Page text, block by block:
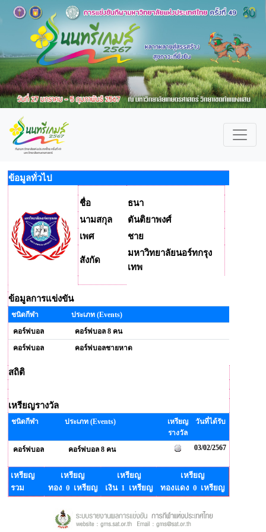
ข้อมูลทั่วไป
ชื่อ
ธนา
นามสกุล
ตันติยาพงศ์
เพศ
ชาย
สังกัด
มหาวิทยาลัยนอร์ทกรุง
เทพ
ข้อมูลการแข่งขัน
ชนิดกีฬา
ประเภท (Events)
คอร์ฟบอล
คอร์ฟบอล 8 คน
คอร์ฟบอล
คอร์ฟบอลชายหาด
สถิติ
เหรียญรางวัล
ชนิดกีฬา ประเภท (Events)
เหรียญ
รางวัล
วันที่ได้รับ
คอร์ฟบอล คอร์ฟบอล 8 คน 03/02/2567
เหรียญ
รวม
เหรียญ
ทอง 0 เหรียญ
เหรียญ
เงิน 1 เหรียญ
เหรียญ
ทองแดง 0 เหรียญ